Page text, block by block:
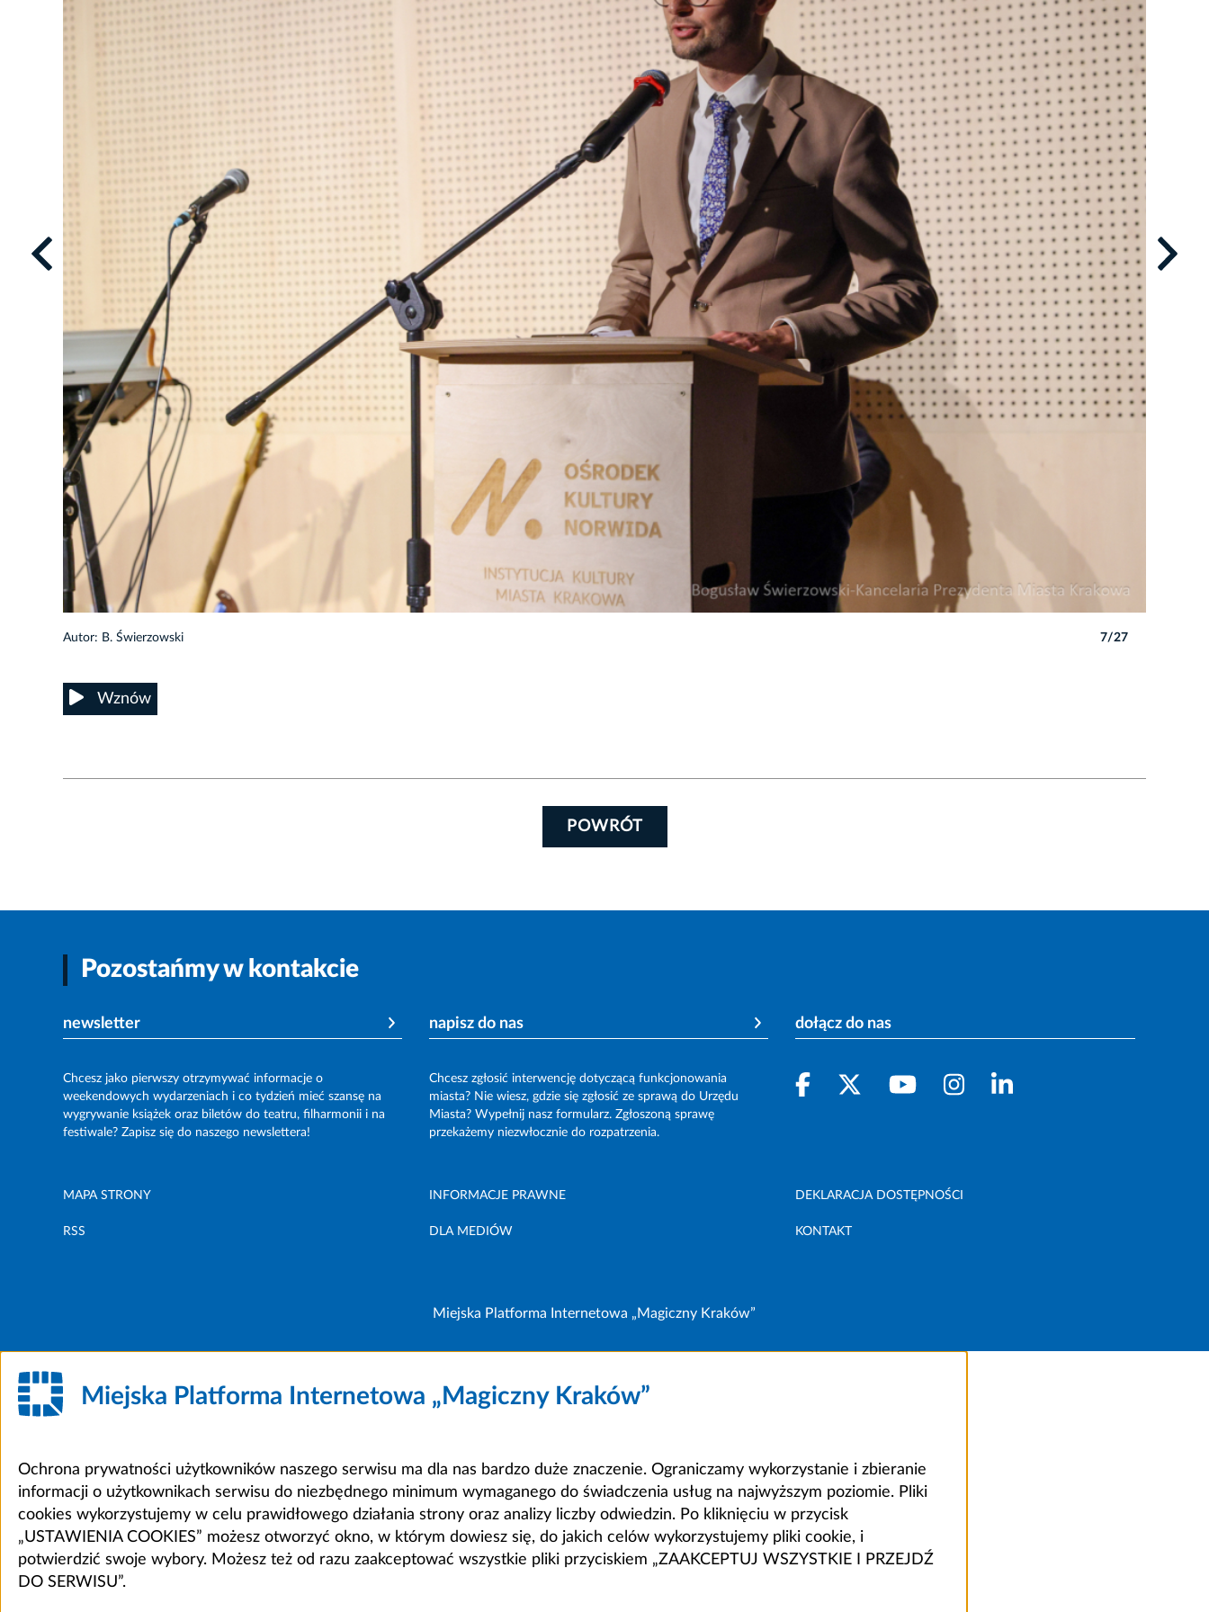
Autor: B. Świerzowski 7/27
Wznów
POWRÓT
Pozostańmy w kontakcie
newsletter
Chcesz jako pierwszy otrzymywać informacje o
weekendowych wydarzeniach i co tydzień mieć szansę na
wygrywanie książek oraz biletów do teatru, filharmonii i na
festiwale? Zapisz się do naszego newslettera!
napisz do nas
Chcesz zgłosić interwencję dotyczącą funkcjonowania
miasta? Nie wiesz, gdzie się zgłosić ze sprawą do Urzędu
Miasta? Wypełnij nasz formularz. Zgłoszoną sprawę
przekażemy niezwłocznie do rozpatrzenia.
dołącz do nas
MAPA STRONY INFORMACJE PRAWNE DEKLARACJA DOSTĘPNOŚCI
RSS DLA MEDIÓW KONTAKT
Miejska Platforma Internetowa „Magiczny Kraków”
Miejska Platforma Internetowa „Magiczny Kraków”
Ochrona prywatności użytkowników naszego serwisu ma dla nas bardzo duże znaczenie. Ograniczamy wykorzystanie i zbieranie
informacji o użytkownikach serwisu do niezbędnego minimum wymaganego do świadczenia usług na najwyższym poziomie. Pliki
cookies wykorzystujemy w celu prawidłowego działania strony oraz analizy liczby odwiedzin. Po kliknięciu w przycisk
„USTAWIENIA COOKIES” możesz otworzyć okno, w którym dowiesz się, do jakich celów wykorzystujemy pliki cookie, i
potwierdzić swoje wybory. Możesz też od razu zaakceptować wszystkie pliki przyciskiem „ZAAKCEPTUJ WSZYSTKIE I PRZEJDŹ
DO SERWISU”.